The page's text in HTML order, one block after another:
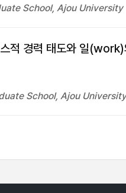
School, Ajou University
적 경력 태도와 일
School, Ajou University